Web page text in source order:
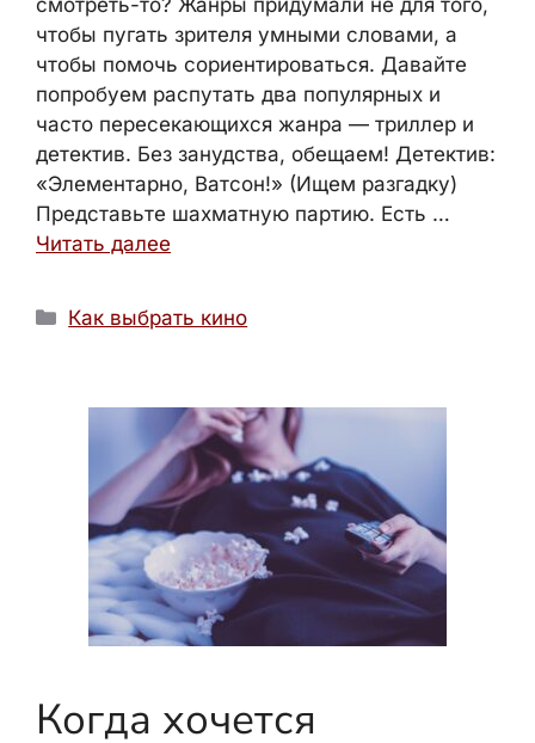
чтобы пугать зрителя умными словами, а
чтобы помочь сориентироваться. Давайте
попробуем распутать два популярных и
часто пересекающихся жанра — триллер и
детектив. Без занудства, обещаем! Детектив:
«Элементарно, Ватсон!» (Ищем разгадку)
Представьте шахматную партию. Есть …
Читать далее
Рубрики
Как выбрать кино
Когда хочется